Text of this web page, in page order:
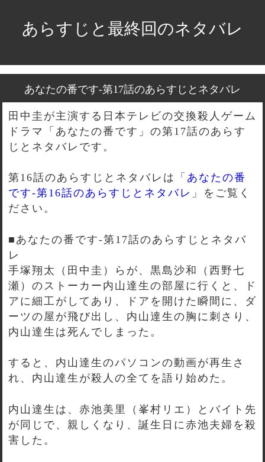
あらすじと最終回のネタバレ
あなたの番です-第17話のあらすじとネタバレ
田中圭が主演する日本テレビの交換殺人ゲーム
ドラマ「あなたの番です」の第17話のあらす
じとネタバレです。
第16話のあらすじとネタバレは「 あなたの番
です-第16話のあらすじとネタバレ 」をご覧く
ださい。
■あなたの番です-第17話のあらすじとネタバ
レ
手塚翔太（田中圭）らが、黒島沙和（西野七
瀬）のストーカー内山達生の部屋に行くと、ド
アに細工がしてあり、ドアを開けた瞬間に、ダ
ーツの屋が飛び出し、内山達生の胸に刺さり、
内山達生は死んでしまった。
すると、内山達生のパソコンの動画が再生さ
れ、内山達生が殺人の全てを語り始めた。
内山達生は、赤池美里（峯村リエ）とバイト先
が同じで、親しくなり、誕生日に赤池夫婦を殺
害した。